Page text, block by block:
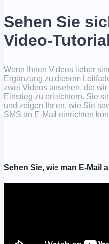
Sehen Sie
Video-
Wenn Ihnen Videos lieber
Ergänzung zu diesem
zwei Videos ansehen, die
Einstieg zu erleichtern. Sie
und zeigen Ihnen, wie Sie
SMS an E-Mail einrichten
Sehen Sie, wie man E-Mail